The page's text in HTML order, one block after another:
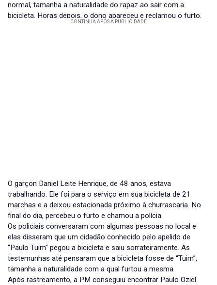
normal, tamanha a naturalidade do rapaz ao sair com a
bicicleta. Horas depois, o dono apareceu e reclamou o furto.
O garçon Daniel Leite Henrique, de 48 anos, estava
trabalhando. Ele foi para o serviço em sua bicicleta de 21
marchas e a deixou estacionada próximo à churrascaria. No
final do dia, percebeu o furto e chamou a polícia.
Os policiais conversaram com algumas pessoas no local e
elas disseram que um cidadão conhecido pelo apelido de
“Paulo Tuim” pegou a bicicleta e saiu sorrateiramente. As
testemunhas até pensaram que a bicicleta fosse de “Tuim”,
tamanha a naturalidade com a qual furtou a mesma.
Após rastreamento, a PM conseguiu encontrar Paulo Oziel